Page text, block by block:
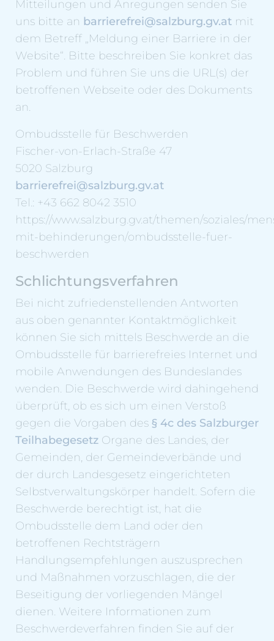
Mitteilungen und Anregungen senden Sie
uns bitte an barrierefrei@salzburg.gv.at mit
dem Betreff „Meldung einer Barriere in der
Website“. Bitte beschreiben Sie konkret das
Problem und führen Sie uns die URL(s) der
betroffenen Webseite oder des Dokuments
an.
Ombudsstelle für Beschwerden
Fischer-von-Erlach-Straße 47
5020 Salzburg
barrierefrei@salzburg.gv.at
Tel.: +43 662 8042 3510
https://www.salzburg.gv.at/themen/soziales/
mit-behinderungen/ombudsstelle-fuer-
beschwerden
Schlichtungsverfahren
Bei nicht zufriedenstellenden Antworten
aus oben genannter Kontaktmöglichkeit
können Sie sich mittels Beschwerde an die
Ombudsstelle für barrierefreies Internet und
mobile Anwendungen des Bundeslandes
wenden. Die Beschwerde wird dahingehend
überprüft, ob es sich um einen Verstoß
gegen die Vorgaben des § 4c des Salzburger
Teilhabegesetz Organe des Landes, der
Gemeinden, der Gemeindeverbände und
der durch Landesgesetz eingerichteten
Selbstverwaltungskörper handelt. Sofern die
Beschwerde berechtigt ist, hat die
Ombudsstelle dem Land oder den
betroffenen Rechtsträgern
Handlungsempfehlungen auszusprechen
und Maßnahmen vorzuschlagen, die der
Beseitigung der vorliegenden Mängel
dienen. Weitere Informationen zum
Beschwerdeverfahren finden Sie auf der